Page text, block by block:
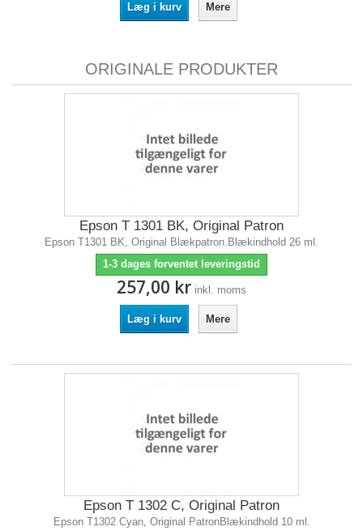
Læg i kurv Mere
ORIGINALE PRODUKTER
Epson T 1301 BK, Original Patron
Epson T1301 BK, Original Blækpatron.Blækindhold 26 ml.
1-3 dages forventet leveringstid
257,00 kr inkl. moms
Læg i kurv Mere
Epson T 1302 C, Original Patron
Epson T1302 Cyan, Original PatronBlækindhold 10 ml.